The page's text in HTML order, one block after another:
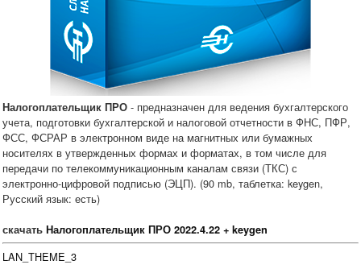
Налогоплательщик ПРО - предназначен для ведения бухгалтерского
учета, подготовки бухгалтерской и налоговой отчетности в ФНС, ПФР,
ФСС, ФСРАР в электронном виде на магнитных или бумажных
носителях в утвержденных формах и форматах, в том числе для
передачи по телекоммуникационным каналам связи (ТКС) с
электронно-цифровой подписью (ЭЦП). (90 mb, таблетка: keygen,
Русский язык: есть)
скачать Налогоплательщик ПРО 2022.4.22 + keygen
LAN_THEME_3